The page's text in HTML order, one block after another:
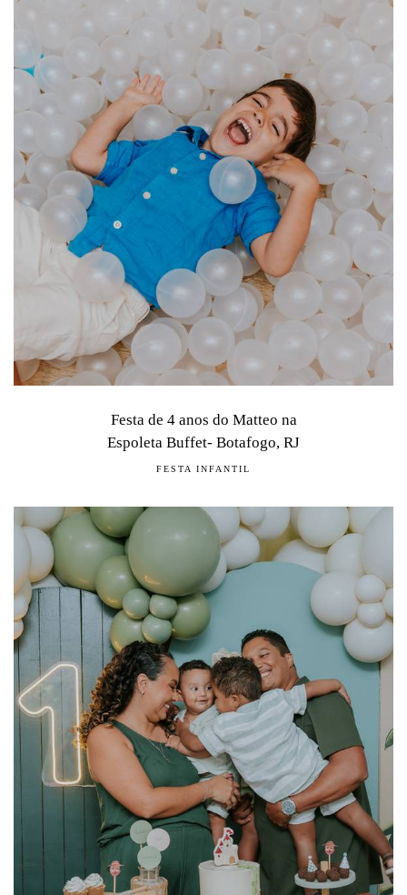
Festa de 4 anos do Matteo na
Espoleta Buffet- Botafogo, RJ
FESTA INFANTIL